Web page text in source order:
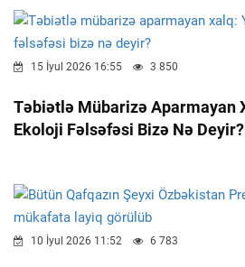
15 İyul 2026 16:55 3 850
Təbiətlə Mübarizə Aparmayan
Ekoloji Fəlsəfəsi Bizə Nə Deyir?
10 İyul 2026 11:52 6 783